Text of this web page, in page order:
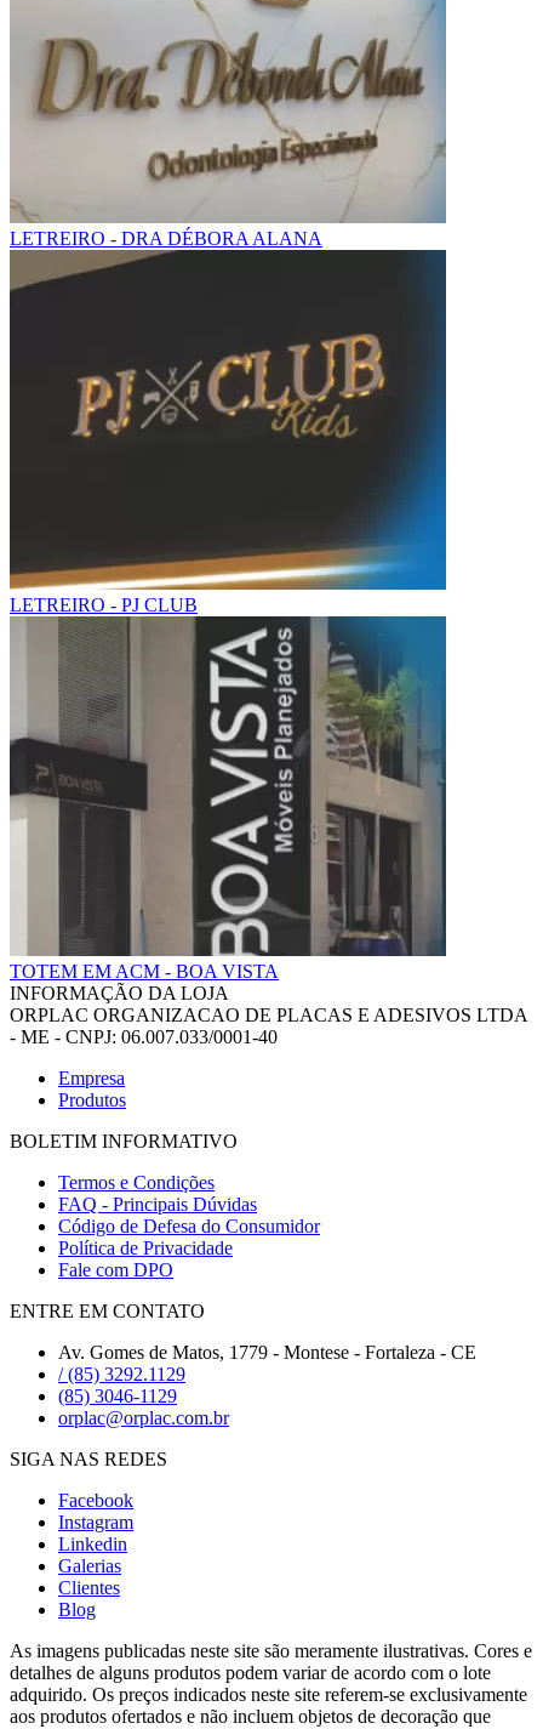
LETREIRO - DRA DÉBORA ALANA
LETREIRO - PJ CLUB
TOTEM EM ACM - BOA VISTA
INFORMAÇÃO DA LOJA
ORPLAC ORGANIZACAO DE PLACAS E ADESIVOS LTDA
- ME - CNPJ: 06.007.033/0001-40
Empresa
Produtos
BOLETIM INFORMATIVO
Termos e Condições
FAQ - Principais Dúvidas
Código de Defesa do Consumidor
Política de Privacidade
Fale com DPO
ENTRE EM CONTATO
Av. Gomes de Matos, 1779 - Montese - Fortaleza - CE
/(85) 3292.1129
(85) 3046-1129
orplac@orplac.com.br
SIGA NAS REDES
Facebook
Instagram
Linkedin
Galerias
Clientes
Blog
As imagens publicadas neste site são meramente ilustrativas. Cores e
detalhes de alguns produtos podem variar de acordo com o lote
adquirido. Os preços indicados neste site referem-se exclusivamente
aos produtos ofertados e não incluem objetos de decoração que